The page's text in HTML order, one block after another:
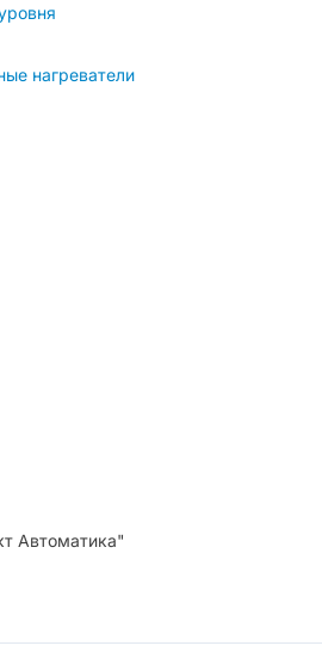
нагреватели
Автоматика"